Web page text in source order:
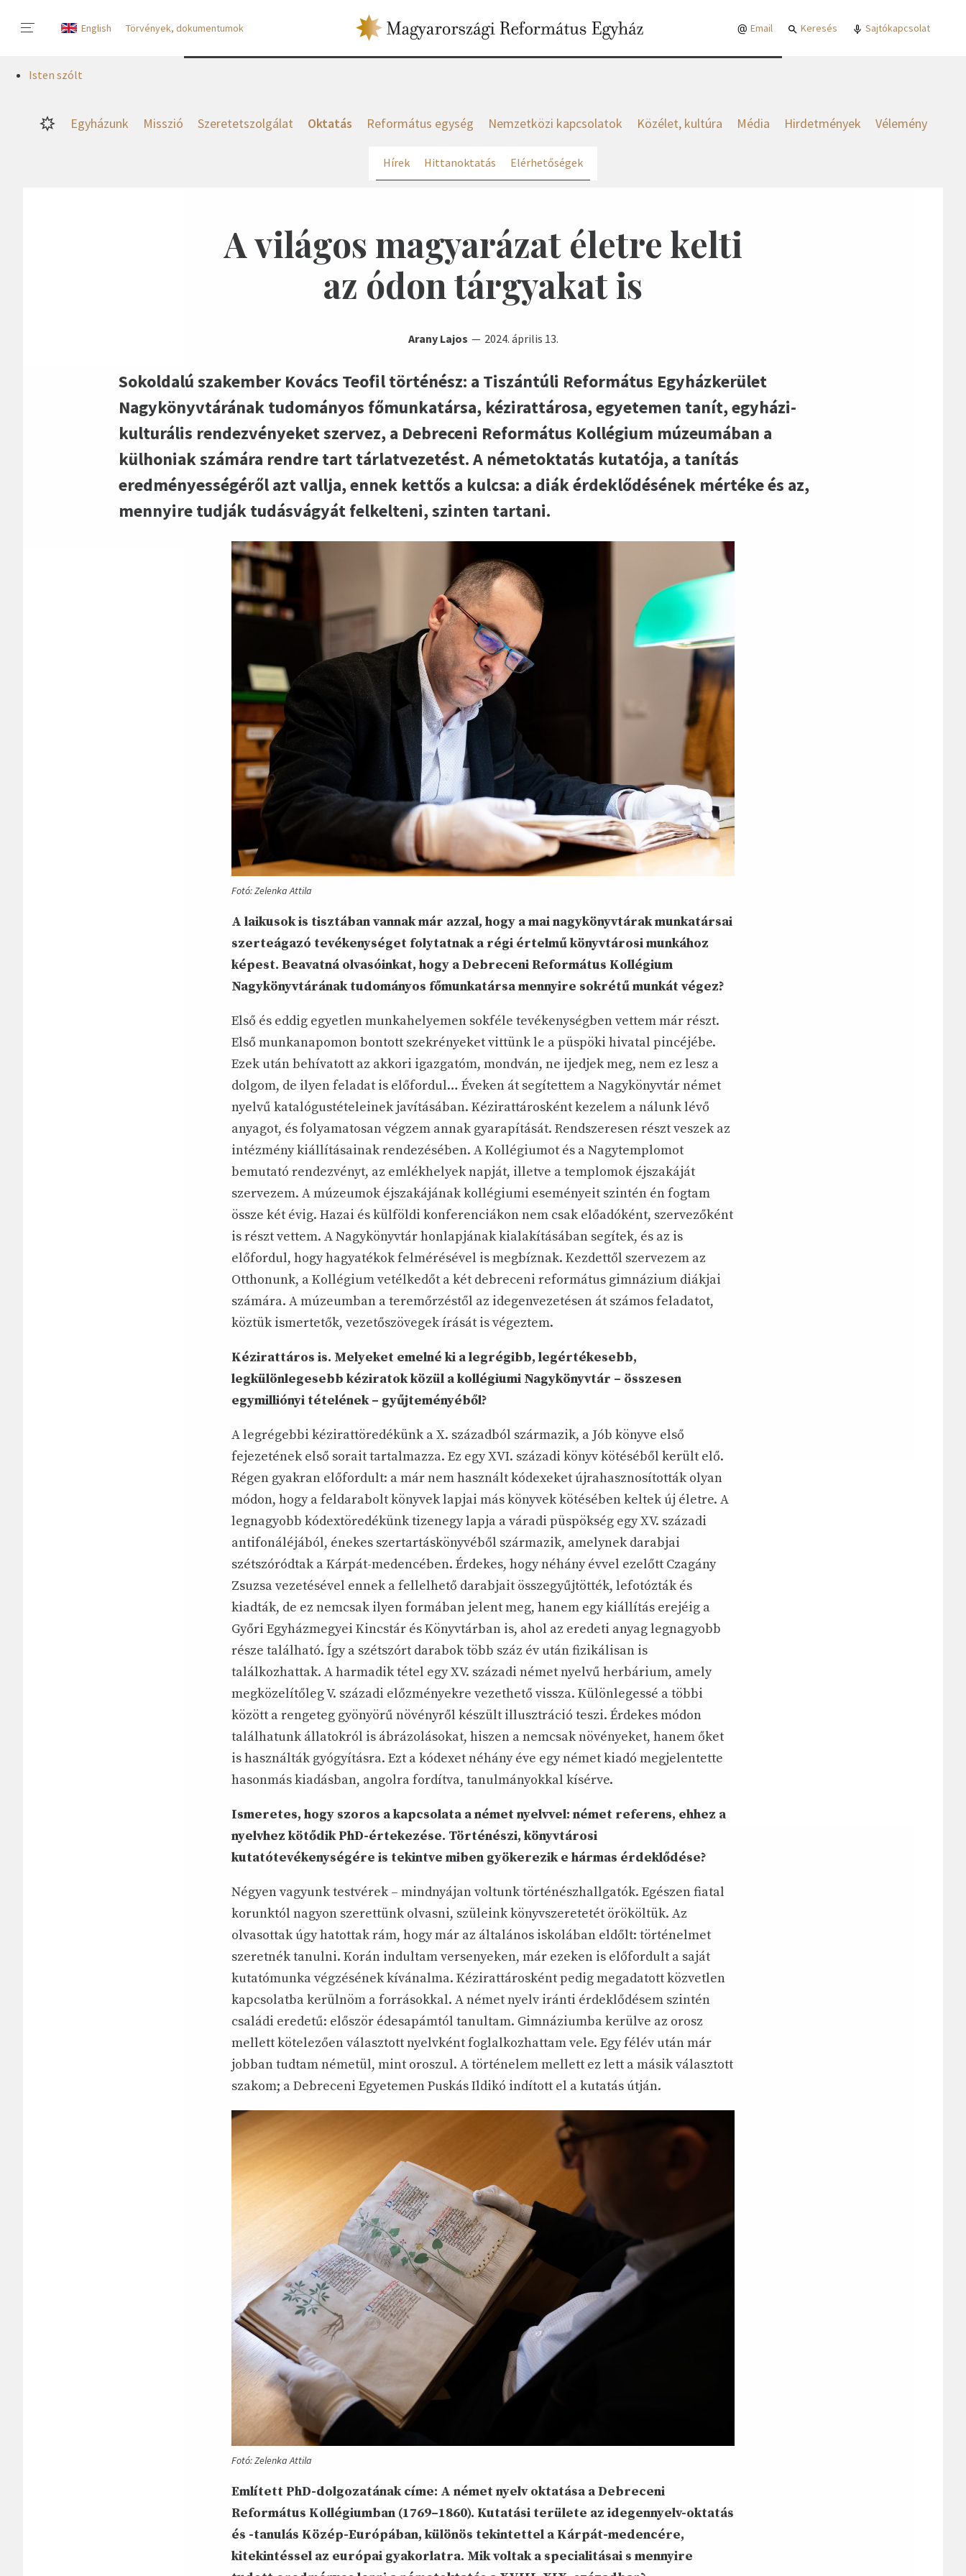
English Törvények, dokumentumok Email Keresés Sajtókapcsolat
Isten szólt
Egyházunk Misszió Szeretetszolgálat Oktatás Református egység Nemzetközi kapcsolatok Közélet, kultúra Média Hirdetmények Vélemény
Hírek Hittanoktatás Elérhetőségek
A világos magyarázat életre kelti
az ódon tárgyakat is
Arany Lajos 2024. április 13.
Sokoldalú szakember Kovács Teofil történész: a Tiszántúli Református Egyházkerület
Nagykönyvtárának tudományos főmunkatársa, kézirattárosa, egyetemen tanít, egyházi-
kulturális rendezvényeket szervez, a Debreceni Református Kollégium múzeumában a
külhoniak számára rendre tart tárlatvezetést. A németoktatás kutatója, a tanítás
eredményességéről azt vallja, ennek kettős a kulcsa: a diák érdeklődésének mértéke és az,
mennyire tudják tudásvágyát felkelteni, szinten tartani.
Fotó: Zelenka Attila
A laikusok is tisztában vannak már azzal, hogy a mai nagykönyvtárak munkatársai
szerteágazó tevékenységet folytatnak a régi értelmű könyvtárosi munkához
képest. Beavatná olvasóinkat, hogy a Debreceni Református Kollégium
Nagykönyvtárának tudományos főmunkatársa mennyire sokrétű munkát végez?
Első és eddig egyetlen munkahelyemen sokféle tevékenységben vettem már részt.
Első munkanapomon bontott szekrényeket vittünk le a püspöki hivatal pincéjébe.
Ezek után behívatott az akkori igazgatóm, mondván, ne ijedjek meg, nem ez lesz a
dolgom, de ilyen feladat is előfordul… Éveken át segítettem a Nagykönyvtár német
nyelvű katalógustételeinek javításában. Kézirattárosként kezelem a nálunk lévő
anyagot, és folyamatosan végzem annak gyarapítását. Rendszeresen részt veszek az
intézmény kiállításainak rendezésében. A Kollégiumot és a Nagytemplomot
bemutató rendezvényt, az emlékhelyek napját, illetve a templomok éjszakáját
szervezem. A múzeumok éjszakájának kollégiumi eseményeit szintén én fogtam
össze két évig. Hazai és külföldi konferenciákon nem csak előadóként, szervezőként
is részt vettem. A Nagykönyvtár honlapjának kialakításában segítek, és az is
előfordul, hogy hagyatékok felmérésével is megbíznak. Kezdettől szervezem az
Otthonunk, a Kollégium vetélkedőt a két debreceni református gimnázium diákjai
számára. A múzeumban a teremőrzéstől az idegenvezetésen át számos feladatot,
köztük ismertetők, vezetőszövegek írását is végeztem.
Kézirattáros is. Melyeket emelné ki a legrégibb, legértékesebb,
legkülönlegesebb kéziratok közül a kollégiumi Nagykönyvtár – összesen
egymilliónyi tételének – gyűjteményéből?
A legrégebbi kézirattöredékünk a X. századból származik, a Jób könyve első
fejezetének első sorait tartalmazza. Ez egy XVI. századi könyv kötéséből került elő.
Régen gyakran előfordult: a már nem használt kódexeket újrahasznosították olyan
módon, hogy a feldarabolt könyvek lapjai más könyvek kötésében keltek új életre. A
legnagyobb kódextöredékünk tizenegy lapja a váradi püspökség egy XV. századi
antifonáléjából, énekes szertartáskönyvéből származik, amelynek darabjai
szétszóródtak a Kárpát-medencében. Érdekes, hogy néhány évvel ezelőtt Czagány
Zsuzsa vezetésével ennek a fellelhető darabjait összegyűjtötték, lefotózták és
kiadták, de ez nemcsak ilyen formában jelent meg, hanem egy kiállítás erejéig a
Győri Egyházmegyei Kincstár és Könyvtárban is, ahol az eredeti anyag legnagyobb
része található. Így a szétszórt darabok több száz év után fizikálisan is
találkozhattak. A harmadik tétel egy XV. századi német nyelvű herbárium, amely
megközelítőleg V. századi előzményekre vezethető vissza. Különlegessé a többi
között a rengeteg gyönyörű növényről készült illusztráció teszi. Érdekes módon
találhatunk állatokról is ábrázolásokat, hiszen a nemcsak növényeket, hanem őket
is használták gyógyításra. Ezt a kódexet néhány éve egy német kiadó megjelentette
hasonmás kiadásban, angolra fordítva, tanulmányokkal kísérve.
Ismeretes, hogy szoros a kapcsolata a német nyelvvel: német referens, ehhez a
nyelvhez kötődik PhD-értekezése. Történészi, könyvtárosi
kutatótevékenységére is tekintve miben gyökerezik e hármas érdeklődése?
Négyen vagyunk testvérek – mindnyájan voltunk történészhallgatók. Egészen fiatal
korunktól nagyon szerettünk olvasni, szüleink könyvszeretetét örököltük. Az
olvasottak úgy hatottak rám, hogy már az általános iskolában eldőlt: történelmet
szeretnék tanulni. Korán indultam versenyeken, már ezeken is előfordult a saját
kutatómunka végzésének kívánalma. Kézirattárosként pedig megadatott közvetlen
kapcsolatba kerülnöm a forrásokkal. A német nyelv iránti érdeklődésem szintén
családi eredetű: először édesapámtól tanultam. Gimnáziumba kerülve az orosz
mellett kötelezően választott nyelvként foglalkozhattam vele. Egy félév után már
jobban tudtam németül, mint oroszul. A történelem mellett ez lett a másik választott
szakom; a Debreceni Egyetemen Puskás Ildikó indított el a kutatás útján.
Fotó: Zelenka Attila
Említett PhD-dolgozatának címe: A német nyelv oktatása a Debreceni
Református Kollégiumban (1769–1860). Kutatási területe az idegennyelv-oktatás
és -tanulás Közép-Európában, különös tekintettel a Kárpát-medencére,
kitekintéssel az európai gyakorlatra. Mik voltak a specialitásai s mennyire